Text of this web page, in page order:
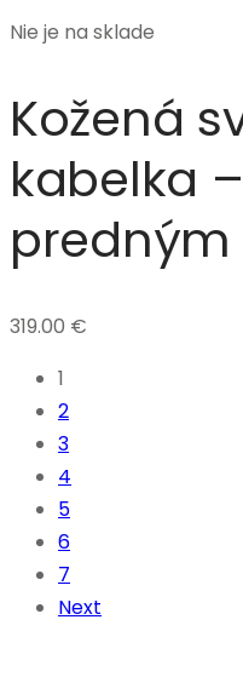
Nie je na sklade
Kožená
kabelka
319.00 €
1
2
3
4
5
6
7
Next